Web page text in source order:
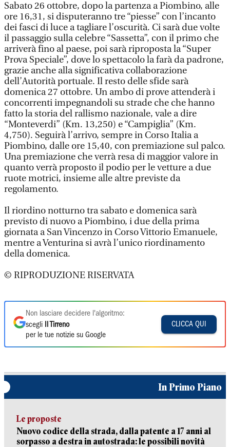
Sabato 26 ottobre, dopo la partenza a Piombino, alle
ore 16,31, si disputeranno tre “piesse” con l’incanto
dei fasci di luce a tagliare l’oscurità. Ci sarà due volte
il passaggio sulla celebre “Sassetta”, con il primo che
arriverà fino al paese, poi sarà riproposta la “Super
Prova Speciale”, dove lo spettacolo la farà da padrone,
grazie anche alla significativa collaborazione
dell’Autorità portuale. Il resto delle sfide sarà
domenica 27 ottobre. Un ambo di prove attenderà i
concorrenti impegnandoli su strade che che hanno
fatto la storia del rallismo nazionale, vale a dire
“Monteverdi” (Km. 13,250) e “Campiglia” (Km.
4,750). Seguirà l’arrivo, sempre in Corso Italia a
Piombino, dalle ore 15,40, con premiazione sul palco.
Una premiazione che verrà resa di maggior valore in
quanto verrà proposto il podio per le vetture a due
ruote motrici, insieme alle altre previste da
regolamento.
Il riordino notturno tra sabato e domenica sarà
previsto di nuovo a Piombino, i due della prima
giornata a San Vincenzo in Corso Vittorio Emanuele,
mentre a Venturina si avrà l’unico riordinamento
della domenica.
© RIPRODUZIONE RISERVATA
Non lasciare decidere l'algoritmo:
scegli
Il Tirreno
per le tue notizie su Google
CLICCA QUI
In Primo Piano
Le proposte
Nuovo codice della strada, dalla patente a 17 anni al
sorpasso a destra in autostrada: le possibili novità